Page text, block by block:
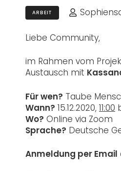
ARBEIT
Liebe Community,
im Rahmen vom
Austausch mit
Für wen? Taube
Wann? 15.12.2020, 11:00
Wo? Online via Zoom
Sprache? Deutsche
Anmeldung per Email